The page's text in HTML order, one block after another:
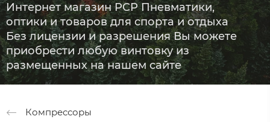
Интернет магазин PCP Пневматики,
оптики и товаров для спорта и отдыха
Без лицензии и разрешения Вы можете
приобрести любую винтовку из
размещенных на нашем сайте
Компрессоры